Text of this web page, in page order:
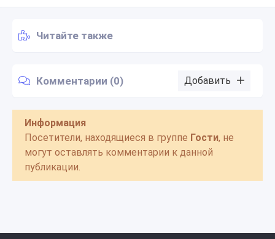
Читайте также
Комментарии (0) Добавить
Информация
Посетители, находящиеся в группе Гости, не
могут оставлять комментарии к данной
публикации.